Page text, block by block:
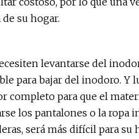
su hogar.
levantarse del
para bajar del inodoro. Y
completo para que el
los pantalones o la ropa
será más difícil para su